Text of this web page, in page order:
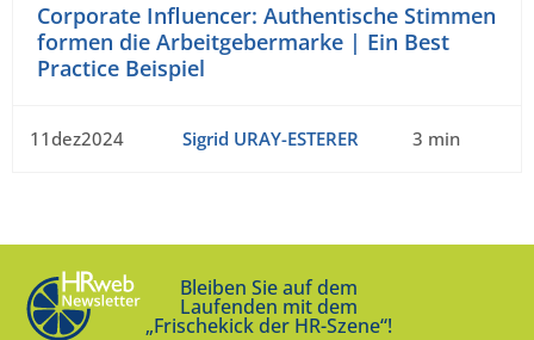
Corporate Influencer: Authentische Stimmen
formen die Arbeitgebermarke | Ein Best
Practice Beispiel
11dez2024 Sigrid URAY-ESTERER 3 min
Bleiben Sie auf dem
Laufenden mit dem
„Frischekick der HR-Szene“!